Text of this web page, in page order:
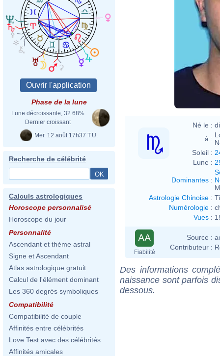
Phase de la lune
Lune décroissante, 32.68%
Dernier croissant
Mer. 12 août 17h37 T.U.
Recherche de célébrité
Calculs astrologiques
Horoscope personnalisé
Horoscope du jour
Personnalité
Ascendant et thème astral
Signe et Ascendant
Atlas astrologique gratuit
Calcul de l'élément dominant
Les 360 degrés symboliques
Compatibilité
Compatibilité de couple
Affinités entre célébrités
Love Test avec des célébrités
Affinités amicales
Né le :
à :
Soleil :
Lune :
Dominantes :
Astrologie Chinoise :
Numérologie :
Vues :
AA
Fiabilité
Source :
Contributeur :
Des informations
naissance sont parfois
dessous.